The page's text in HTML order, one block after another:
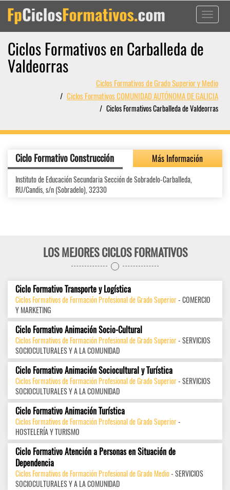
Toggle
Ciclos Formativos en Carballeda de
Valdeorras
Ciclos Formativos de Grado Superior y Medio
Ciclos Formativos COMUNIDAD AUTÓNOMA DE GALICIA
Ciclos Formativos Carballeda de Valdeorras
Ciclo Formativo Construcción Más Información
Instituto de Educación Secundaria Sección de Sobradelo-Carballeda,
RU/Candis, s/n (Sobradelo), 32330
LOS MEJORES CICLOS FORMATIVOS
Ciclo Formativo Transporte y Logística
Ciclos Formativos de Formación Profesional de Grado Superior- COMERCIO
Y MARKETING
Ciclo Formativo Animación Socio-Cultural
Ciclos Formativos de Formación Profesional de Grado Superior- SERVICIOS
SOCIOCULTURALES Y A LA COMUNIDAD
Ciclo Formativo Animación Sociocultural y Turística
Ciclos Formativos de Formación Profesional de Grado Superior- SERVICIOS
SOCIOCULTURALES Y A LA COMUNIDAD
Ciclo Formativo Animación Turística
Ciclos Formativos de Formación Profesional de Grado Superior-
HOSTELERÍA Y TURISMO
Ciclo Formativo Atención a Personas en Situación de
Dependencia
Ciclos Formativos de Formación Profesional de Grado Medio- SERVICIOS
SOCIOCULTURALES Y A LA COMUNIDAD